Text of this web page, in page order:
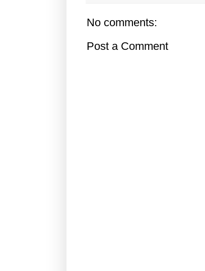
No comments:
Post a Comment